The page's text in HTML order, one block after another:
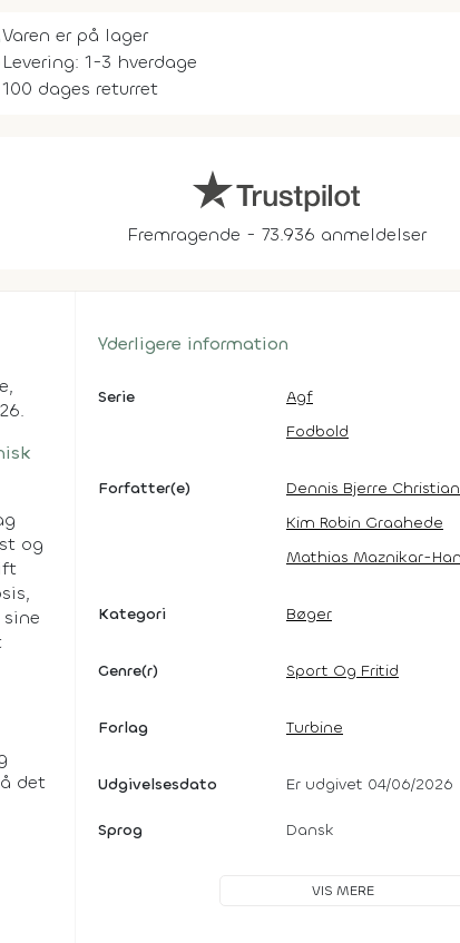
Varen er på lager
Levering: 1-3 hverdage
100 dages returret
Fremragende - 73.936 anmeldelser
og
det
Yderligere information
Serie
Agf
Fodbold
Forfatter(e)
Dennis Bjerre
Kim Robin Graahede
Mathias Maznikar-
Kategori Bøger
Genre(r) Sport Og Fritid
Forlag Turbine
Udgivelsesdato Er udgivet 04/06/2026
Sprog Dansk
VIS MERE